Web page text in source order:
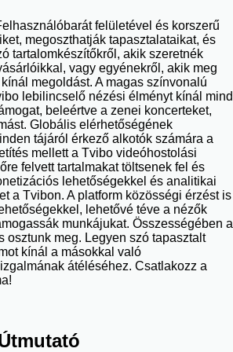
felületével és korszerű
megoszthatják tapasztalataikat, és
tartalomkészítőkről, akik szeretnék
vagy egyénekről, akik meg
megoldást. A magas színvonalú
lebilincselő nézési élményt kínál mind
beleértve a zenei koncerteket,
Globális elérhetőségének
tájáról érkező alkotók számára a
mellett a Tvibo videóhostolási
felvett tartalmakat töltsenek fel és
lehetőségekkel és analitikai
a Tvibon. A platform közösségi érzést is
lehetővé téve a nézők
munkájukat. Összességében a
osztunk meg. Legyen szó tapasztalt
kínál a másokkal való
átéléséhez. Csatlakozz a